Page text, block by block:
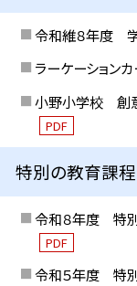
令和維８年度
ラーケーション
小野小学校 創
PDF
特別の教育課程
令和８年度 特
PDF
令和５年度 特別